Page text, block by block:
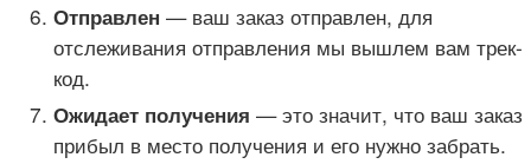
Отправлен — ваш заказ отправлен, для
отслеживания отправления мы вышлем вам трек-
код.
Ожидает получения — это значит, что ваш заказ
прибыл в место получения и его нужно забрать.